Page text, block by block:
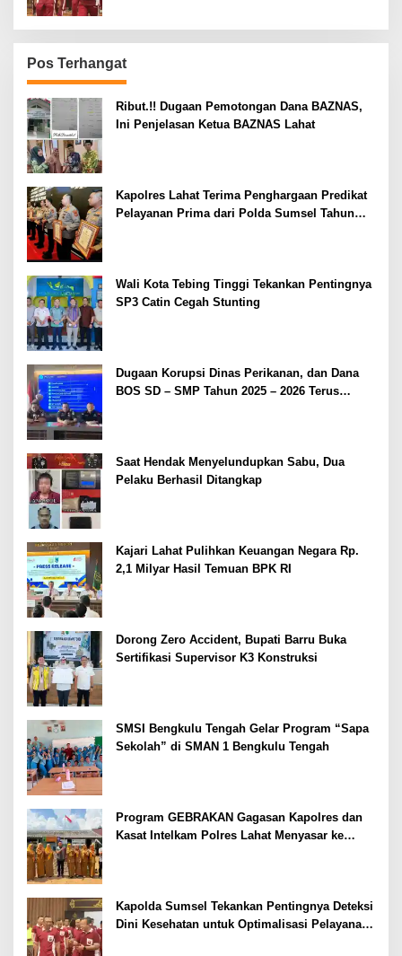
Pos Terhangat
Ribut.!! Dugaan Pemotongan Dana BAZNAS,
Ini Penjelasan Ketua BAZNAS Lahat
Kapolres Lahat Terima Penghargaan Predikat
Pelayanan Prima dari Polda Sumsel Tahun
Wali Kota Tebing Tinggi Tekankan Pentingnya
SP3 Catin Cegah Stunting
Dugaan Korupsi Dinas Perikanan, dan Dana
BOS SD – SMP Tahun 2025 – 2026 Terus
Saat Hendak Menyelundupkan Sabu, Dua
Pelaku Berhasil Ditangkap
Kajari Lahat Pulihkan Keuangan Negara Rp.
2,1 Milyar Hasil Temuan BPK RI
Dorong Zero Accident, Bupati Barru Buka
Sertifikasi Supervisor K3 Konstruksi
SMSI Bengkulu Tengah Gelar Program “Sapa
Sekolah” di SMAN 1 Bengkulu Tengah
Program GEBRAKAN Gagasan Kapolres dan
Kasat Intelkam Polres Lahat Menyasar ke
Kapolda Sumsel Tekankan Pentingnya Deteksi
Dini Kesehatan untuk Optimalisasi Pelayanan